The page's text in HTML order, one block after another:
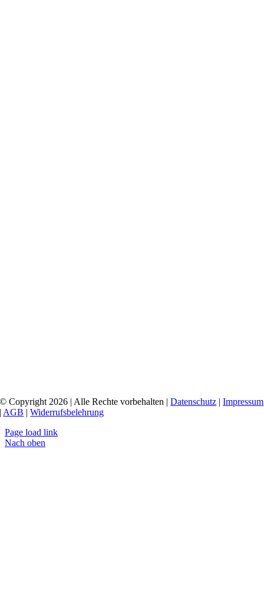
© Copyright 2026 | Alle Rechte vorbehalten |Datenschutz |Impressum
| AGB |Widerrufsbelehrung
Page load link
Nach oben